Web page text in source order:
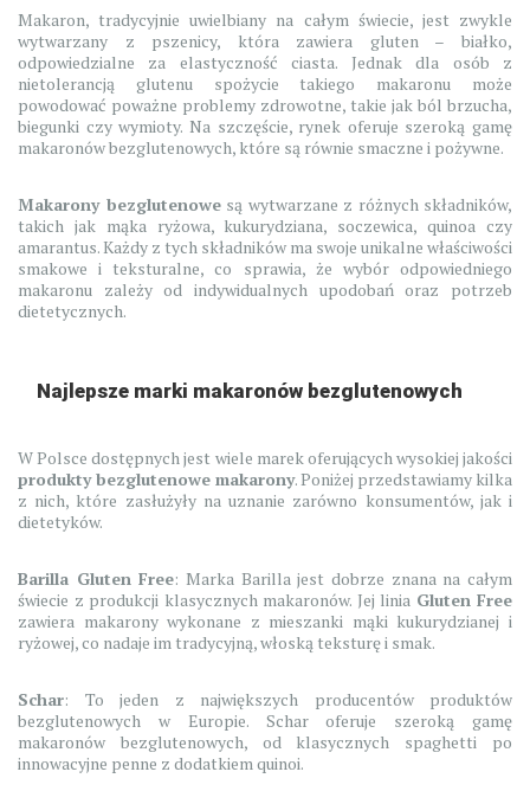
Makaron, tradycyjnie uwielbiany na całym świecie, jest zwykle
wytwarzany z pszenicy, która zawiera gluten – białko,
odpowiedzialne za elastyczność ciasta. Jednak dla osób z
nietolerancją glutenu spożycie takiego makaronu może
powodować poważne problemy zdrowotne, takie jak ból brzucha,
biegunki czy wymioty. Na szczęście, rynek oferuje szeroką gamę
makaronów bezglutenowych, które są równie smaczne i pożywne.
Makarony bezglutenowesą wytwarzane z różnych składników,
takich jak mąka ryżowa, kukurydziana, soczewica, quinoa czy
amarantus. Każdy z tych składników ma swoje unikalne właściwości
smakowe i teksturalne, co sprawia, że wybór odpowiedniego
makaronu zależy od indywidualnych upodobań oraz potrzeb
dietetycznych.
Najlepsze marki makaronów bezglutenowych
W Polsce dostępnych jest wiele marek oferujących wysokiej jakości
produkty bezglutenowe makarony. Poniżej przedstawiamy kilka
z nich, które zasłużyły na uznanie zarówno konsumentów, jak i
dietetyków.
Barilla Gluten Free: Marka Barilla jest dobrze znana na całym
świecie z produkcji klasycznych makaronów. Jej linia Gluten Free
zawiera makarony wykonane z mieszanki mąki kukurydzianej i
ryżowej, co nadaje im tradycyjną, włoską teksturę i smak.
Schar: To jeden z największych producentów produktów
bezglutenowych w Europie. Schar oferuje szeroką gamę
makaronów bezglutenowych, od klasycznych spaghetti po
innowacyjne penne z dodatkiem quinoi.